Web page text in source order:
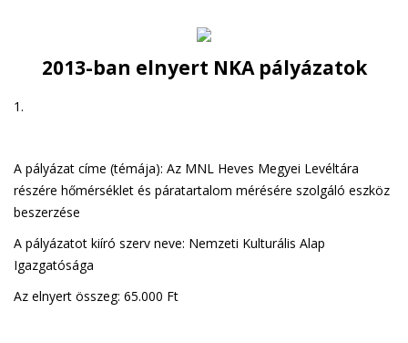
2013-ban elnyert NKA pályázatok
1.
A pályázat címe (témája): Az MNL Heves Megyei Levéltára
részére hőmérséklet és páratartalom mérésére szolgáló eszköz
beszerzése
A pályázatot kiíró szerv neve: Nemzeti Kulturális Alap
Igazgatósága
Az elnyert összeg: 65.000 Ft